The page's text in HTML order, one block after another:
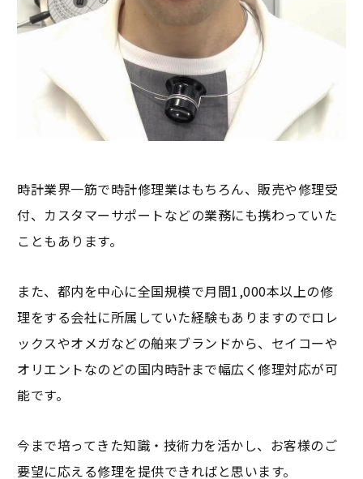
時計業界一筋で時計修理業はもちろん、販売や修理受
付、カスタマーサポートなどの業務にも携わっていた
こともあります。
また、都内を中心に全国規模で月間1,000本以上の修
理をする会社に所属していた経験もありますのでロレ
ックスやオメガなどの舶来ブランドから、セイコーや
オリエントなのどの国内時計まで幅広く修理対応が可
能です。
今まで培ってきた知識・技術力を活かし、お客様のご
要望に応える修理を提供できればと思います。